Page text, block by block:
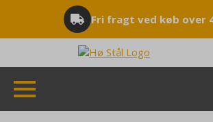
Fri fragt ved køb over